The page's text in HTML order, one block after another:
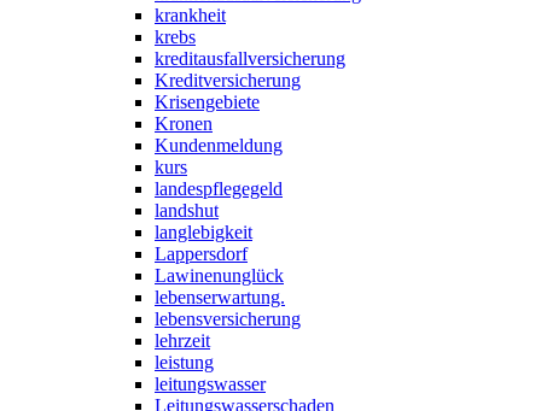
krankheit
krebs
kreditausfallversicherung
Kreditversicherung
Krisengebiete
Kronen
Kundenmeldung
kurs
landespflegegeld
landshut
langlebigkeit
Lappersdorf
Lawinenunglück
lebenserwartung.
lebensversicherung
lehrzeit
leistung
leitungswasser
Leitungswasserschaden